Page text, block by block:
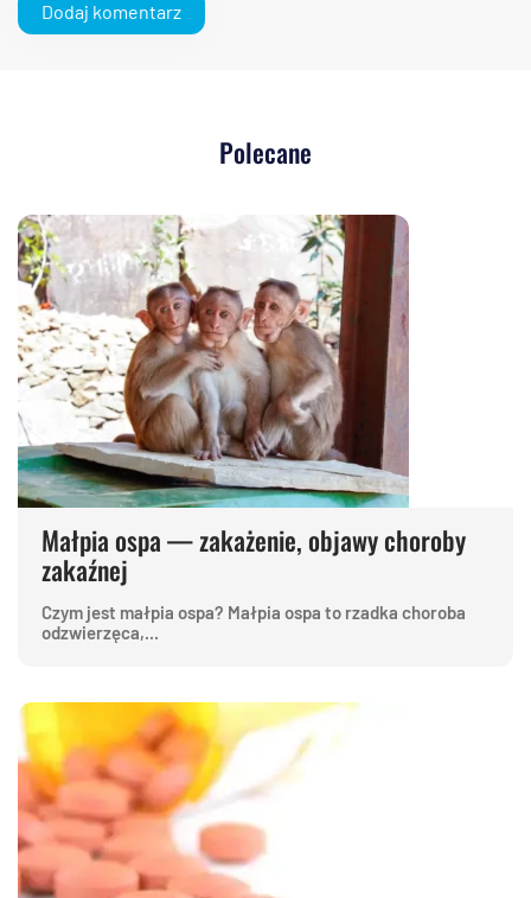
Polecane
Małpia ospa — zakażenie, objawy choroby
zakaźnej
Czym jest małpia ospa? Małpia ospa to rzadka choroba
odzwierzęca,...